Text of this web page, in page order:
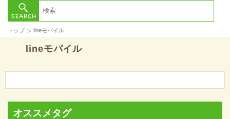
トップ > lineモバイル
lineモバイル
オススメタグ